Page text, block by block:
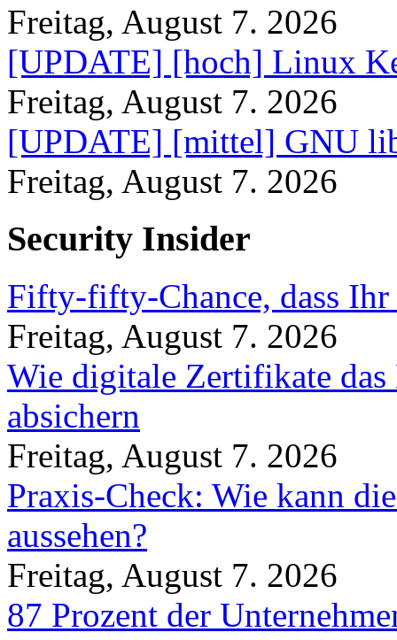
Freitag, August 7. 2026
[UPDATE] [hoch] Linux
Freitag, August 7. 2026
[UPDATE] [mittel] GNU
Freitag, August 7. 2026
Security Insider
Fifty-fifty-Chance, dass
Freitag, August 7. 2026
Wie digitale Zertifikate
absichern
Freitag, August 7. 2026
Praxis-Check: Wie kann
aussehen?
Freitag, August 7. 2026
87 Prozent der